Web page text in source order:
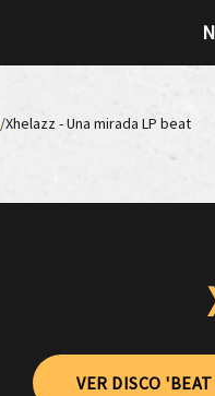
/Xhelazz - Una mirada LP beat
VER DISCO